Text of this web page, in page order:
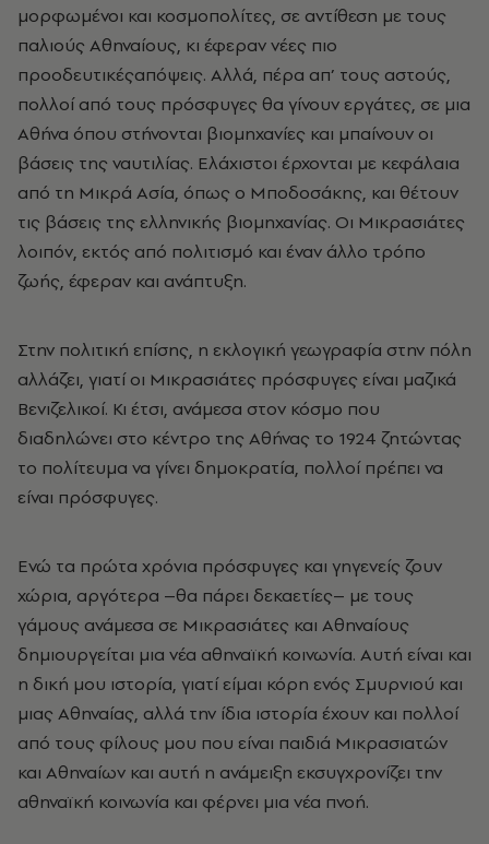
μορφωμένοι και κοσμοπολίτες, σε αντίθεση με τους
παλιούς Αθηναίους, κι έφεραν νέες πιο
προοδευτικέςαπόψεις. Αλλά, πέρα απ’ τους αστούς,
πολλοί από τους πρόσφυγες θα γίνουν εργάτες, σε μια
Αθήνα όπου στήνονται βιομηχανίες και μπαίνουν οι
βάσεις της ναυτιλίας. Ελάχιστοι έρχονται με κεφάλαια
από τη Μικρά Ασία, όπως ο Μποδοσάκης, και θέτουν
τις βάσεις της ελληνικής βιομηχανίας. Οι Μικρασιάτες
λοιπόν, εκτός από πολιτισμό και έναν άλλο τρόπο
ζωής, έφεραν και ανάπτυξη.
Στην πολιτική επίσης, η εκλογική γεωγραφία στην πόλη
αλλάζει, γιατί οι Μικρασιάτες πρόσφυγες είναι μαζικά
Βενιζελικοί. Κι έτσι, ανάμεσα στον κόσμο που
διαδηλώνει στο κέντρο της Αθήνας το 1924 ζητώντας
το πολίτευμα να γίνει δημοκρατία, πολλοί πρέπει να
είναι πρόσφυγες.
Ενώ τα πρώτα χρόνια πρόσφυγες και γηγενείς ζουν
χώρια, αργότερα –θα πάρει δεκαετίες– με τους
γάμους ανάμεσα σε Μικρασιάτες και Αθηναίους
δημιουργείται μια νέα αθηναϊκή κοινωνία. Αυτή είναι και
η δική μου ιστορία, γιατί είμαι κόρη ενός Σμυρνιού και
μιας Αθηναίας, αλλά την ίδια ιστορία έχουν και πολλοί
από τους φίλους μου που είναι παιδιά Μικρασιατών
και Αθηναίων και αυτή η ανάμειξη εκσυγχρονίζει την
αθηναϊκή κοινωνία και φέρνει μια νέα πνοή.